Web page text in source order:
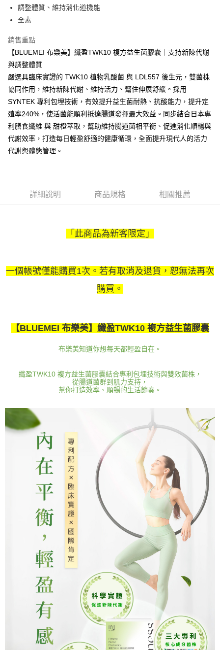
大哥付你分期
相關說明
1.本服務由台灣大哥大提供，台灣大哥大用戶可立即使用無須另外申請。
2.付款方式選擇「大哥付你分期」，訂單成立後會自動跳轉到大哥付的交易
流程，驗證手機門號後，選擇欲分期的期數、繳款截止日，確認付款後即完
成交易。
4.訂單成立30分鐘內，如未前往確認交易或遇審核未通過，訂單將自動取
消。如遇「轉專審核」未通過狀況，表示未達大哥付你分期系統評分，恕無
法說明評估內容。
【繳款方式說明】
1.分期款項不併入電信帳單，「大哥付你分期」於每月結算日後寄送繳費提
醒簡訊。
2.透過簡訊連結打開帳單後，可選擇「超商條碼／台灣大直營門市／銀行轉
帳／街口支付／iPASS MONEY」等通路繳費。
2.基於同意付款使用「大哥付你分期」之契約關係目的，商店將以您的個人
(免運)付款後全家取貨
免運費
(免運)付款後萊爾富取貨
免運費
(免運)付款後7-11取貨
免運費
離島宅配固定運費$290
調整體質、維持消化道機能
全素
銷售重點
【BLUEMEI 布樂美】纖盈TWK10 複方益生菌膠囊｜支持新陳代謝
與調整體質
嚴選具臨床實證的 TWK10 植物乳酸菌 與 LDL557 後生元，雙菌株
協同作用，維持新陳代謝、維持活力、幫住伸展舒緩。採用
SYNTEK 專利包埋技術，有效提升益生菌耐熱、抗酸能力，提升定
殖率240%，使活菌能順利抵達腸道發揮最大效益。同步結合日本專
利膳食纖維 與 甜橙萃取，幫助維持腸道菌相平衡、促進消化順暢與
代謝效率，打造每日輕盈舒適的健康循環，全面提升現代人的活力
代謝與體態管理。
詳細說明 商品規格 相關推薦
「此商品為新客限定」
一個帳號僅能購買1次。若有取消及退貨，恕無法再次
購買。
【BLUEMEI 布樂美】纖盈TWK10 複方益生菌膠囊
布樂美知道你想每天都輕盈自在。
纖盈TWK10 複方益生菌膠囊結合專利包埋技術與雙效菌株，
從腸道菌群到肌力支持，
幫你打造效率、順暢的生活節奏。